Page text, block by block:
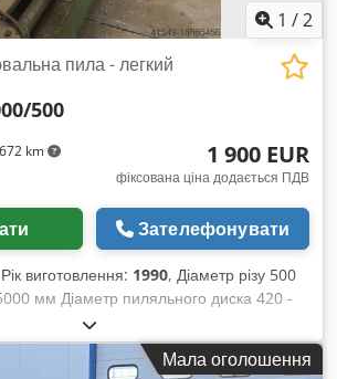
1 /2
km
пила - легкий
500
1 900 EUR
фіксована ціна додається ПДВ
Зателефонувати
виготовлення: 1990, Діаметр різу 500
мм Діаметр пиляльного диска 420 -
6400 x 1500 x 1600 мм Dkjdpsv U
1600 кг Плавне подавання
та перелік запасних частин у
Мала оголошення